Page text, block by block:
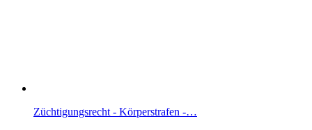
Züchtigungsrecht - Körperstrafen -…